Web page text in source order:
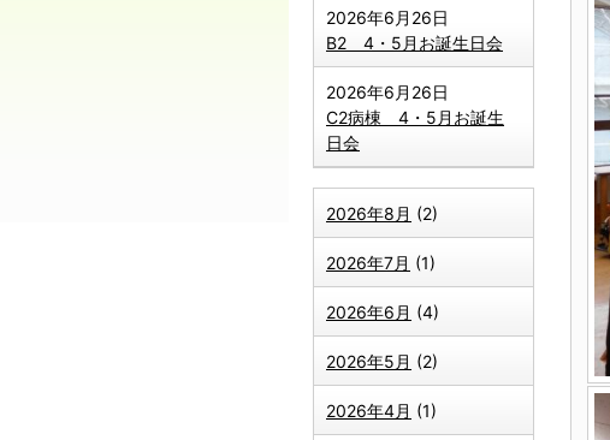
2026年6月26日
B2 4・5月お誕生日会
2026年6月26日
C2病棟 4・5月お誕生
日会
2026年8月 (2)
2026年7月 (1)
2026年6月 (4)
2026年5月 (2)
2026年4月 (1)